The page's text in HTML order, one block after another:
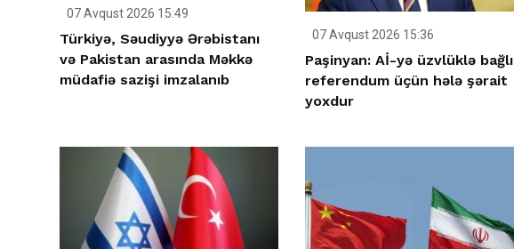
07 Avqust 2026 15:49
Türkiyə, Səudiyyə Ərəbistanı
və Pakistan arasında Məkkə
müdafiə sazişi imzalanıb
07 Avqust 2026 15:36
Paşinyan: Aİ-yə üzvlüklə bağlı
referendum üçün hələ şərait
yoxdur